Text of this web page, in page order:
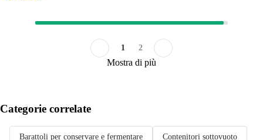
1 2
Mostra di più
Categorie correlate
Barattoli per conservare e fermentare Contenitori sottovuoto